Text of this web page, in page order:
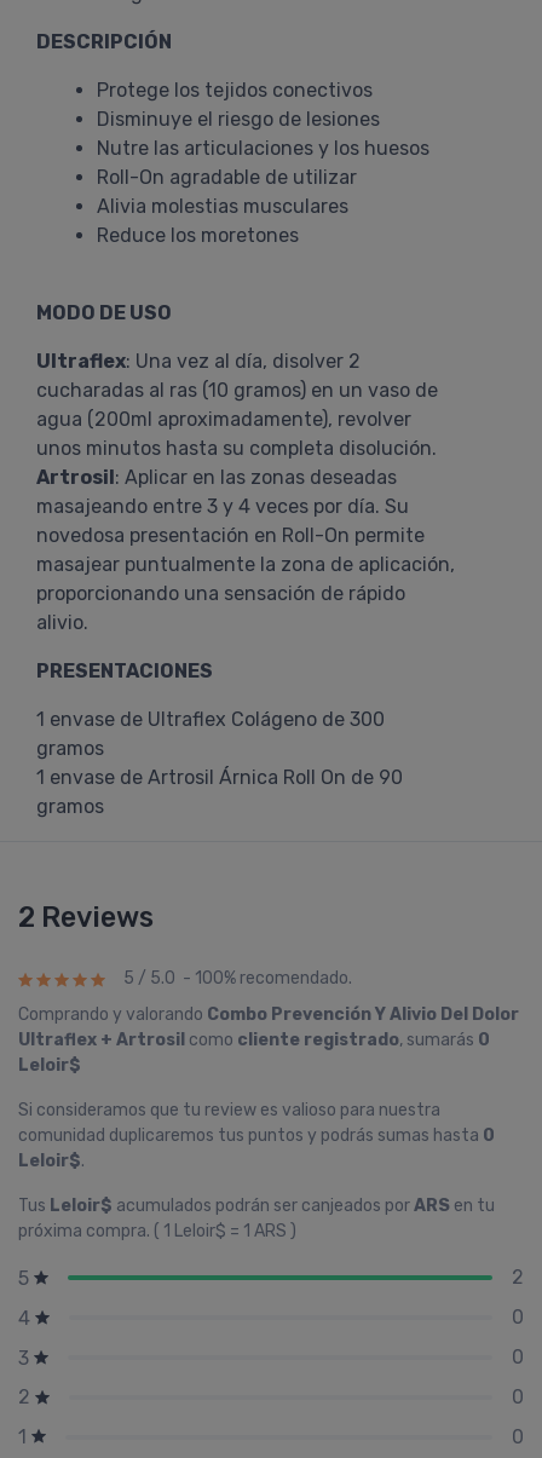
DESCRIPCIÓN
Protege los tejidos conectivos
Disminuye el riesgo de lesiones
Nutre las articulaciones y los huesos
Roll-On agradable de utilizar
Alivia molestias musculares
Reduce los moretones
MODO DE USO
Ultraflex: Una vez al día, disolver 2
cucharadas al ras (10 gramos) en un vaso de
agua (200ml aproximadamente), revolver
unos minutos hasta su completa disolución.
Artrosil: Aplicar en las zonas deseadas
masajeando entre 3 y 4 veces por día. Su
novedosa presentación en Roll-On permite
masajear puntualmente la zona de aplicación,
proporcionando una sensación de rápido
alivio.
PRESENTACIONES
1 envase de Ultraflex Colágeno de 300
gramos
1 envase de Artrosil Árnica Roll On de 90
gramos
2 Reviews
5 / 5.0 - 100% recomendado.
Comprando y valorando Combo Prevención Y Alivio Del Dolor
Ultraflex + Artrosil como cliente registrado, sumarás 0
Leloir$
Si consideramos que tu review es valioso para nuestra
comunidad duplicaremos tus puntos y podrás sumas hasta 0
Leloir$.
Tus Leloir$ acumulados podrán ser canjeados porARS en tu
próxima compra. ( 1 Leloir$ = 1 ARS )
5
2
4
0
3
0
2
0
1
0